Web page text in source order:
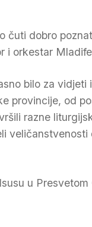
čuti dobro
i orkestar
bilo za
provincije, od
razne
u